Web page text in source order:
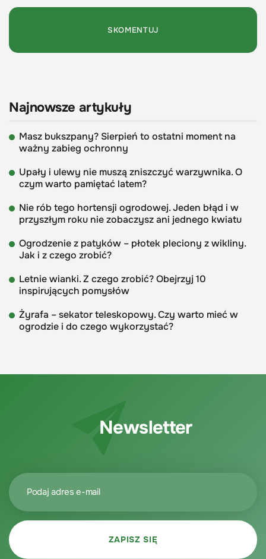
Najnowsze artykuły
Masz bukszpany? Sierpień to ostatni moment na
ważny zabieg ochronny
Upały i ulewy nie muszą zniszczyć warzywnika. O
czym warto pamiętać latem?
Nie rób tego hortensji ogrodowej. Jeden błąd i w
przyszłym roku nie zobaczysz ani jednego kwiatu
Ogrodzenie z patyków – płotek pleciony z wikliny.
Jak i z czego zrobić?
Letnie wianki. Z czego zrobić? Obejrzyj 10
inspirujących pomysłów
Żyrafa – sekator teleskopowy. Czy warto mieć w
ogrodzie i do czego wykorzystać?
Newsletter